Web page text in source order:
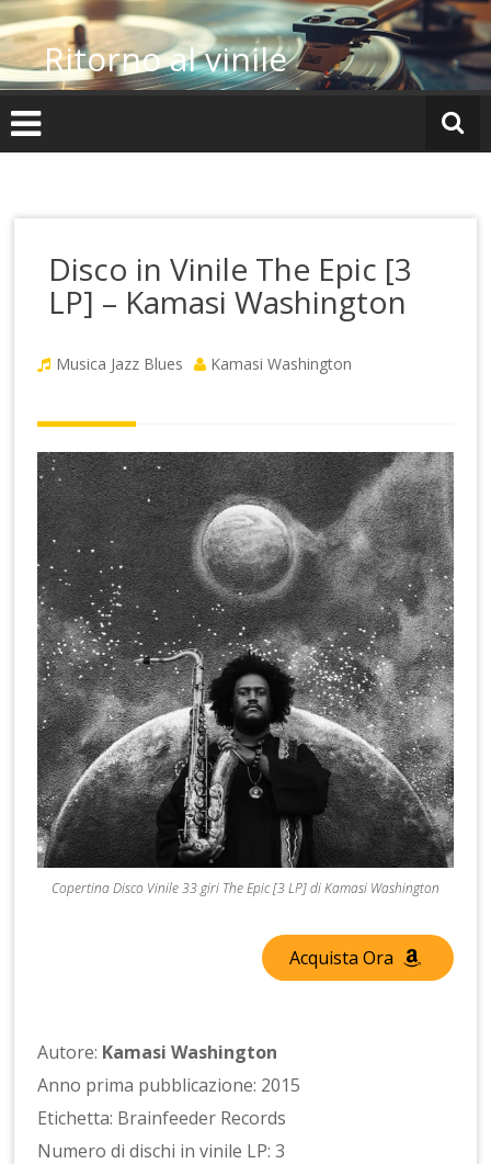
Vai
al
contenutoRitorno al vinile
Disco in Vinile The Epic [3
LP] – Kamasi Washington
Musica Jazz Blues Kamasi Washington
Copertina Disco Vinile 33 giri The Epic [3 LP] di Kamasi Washington
Acquista Ora
Autore: Kamasi Washington
Anno prima pubblicazione: 2015
Etichetta: Brainfeeder Records
Numero di dischi in vinile LP: 3